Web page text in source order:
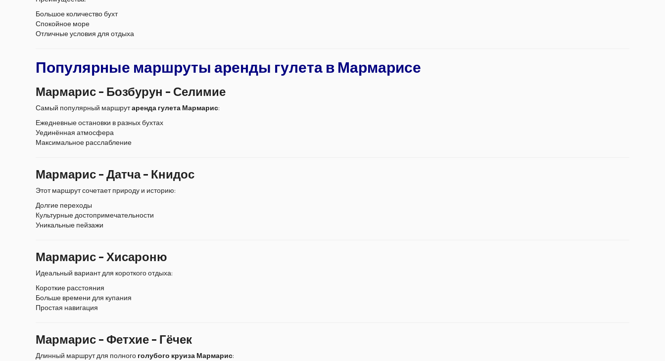
Большое количество бухт
Спокойное море
Отличные условия для отдыха
Популярные маршруты аренды гулета в Мармарисе
Мармарис – Бозбурун – Селимие
Самый популярный маршрутаренда гулета Мармарис:
Ежедневные остановки в разных бухтах
Уединённая атмосфера
Максимальное расслабление
Мармарис – Датча – Книдос
Этот маршрут сочетает природу и историю:
Долгие переходы
Культурные достопримечательности
Уникальные пейзажи
Мармарис – Хисароню
Идеальный вариант для короткого отдыха:
Короткие расстояния
Больше времени для купания
Простая навигация
Мармарис – Фетхие – Гёчек
Длинный маршрут для полного голубого круиза Мармарис: